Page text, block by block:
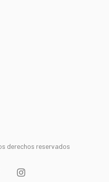
derechos reservados
instagram